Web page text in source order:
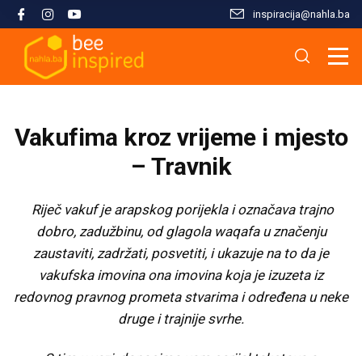
inspiracija@nahla.bа
Vakufima kroz vrijeme i mjesto
– Travnik
Riječ vakuf je arapskog porijekla i označava trajno
dobro, zadužbinu, od glagola waqafa u značenju
zaustaviti, zadržati, posvetiti, i ukazuje na to da je
vakufska imovina ona imovina koja je izuzeta iz
redovnog pravnog prometa stvarima i određena u neke
druge i trajnije svrhe.
Misija i filozofija
Kontaktirajte nas
Škola islama
Arapski jezik kroz Kur'an
Tematski moduli
Seminari i radionice
Kursevi
Osnove islama
Žena i islam
Islam i savremeni izazovi
Porodični život u islamu
Islamska kultura i civilizacija
Nahla kao inspiracija
Analize i studije
Multimedija